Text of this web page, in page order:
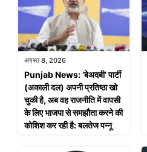
अगस्त 8, 2026
Punjab News: ‘बेअदबी’ पार्टी
(अकाली दल) अपनी प्रतिष्ठा खो
चुकी है, अब वह राजनीति में वापसी
के लिए भाजपा से समझौता करने की
कोशिश कर रही है: बलतेज पन्नू